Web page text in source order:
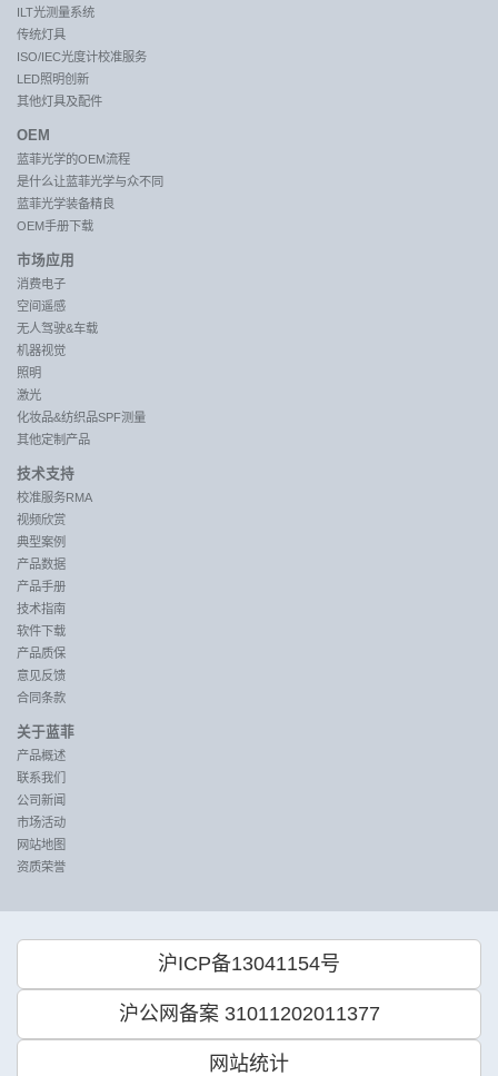
ILT光测量系统
传统灯具
ISO/IEC光度计校准服务
LED照明创新
其他灯具及配件
OEM
蓝菲光学的OEM流程
是什么让蓝菲光学与众不同
蓝菲光学装备精良
OEM手册下载
市场应用
消费电子
空间遥感
无人驾驶&车载
机器视觉
照明
激光
化妆品&纺织品SPF测量
其他定制产品
技术支持
校准服务RMA
视频欣赏
典型案例
产品数据
产品手册
技术指南
软件下载
产品质保
意见反馈
合同条款
关于蓝菲
产品概述
联系我们
公司新闻
市场活动
网站地图
资质荣誉
沪ICP备13041154号
沪公网备案 31011202011377
网站统计